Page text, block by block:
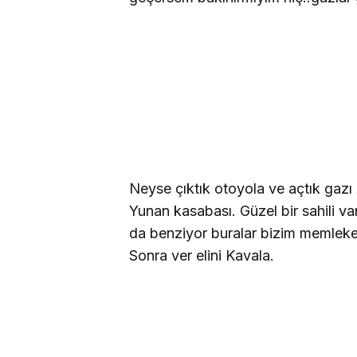
Neyse çıktık otoyola ve açtık
Yunan kasabası. Güzel bir sahili
da benziyor buralar bizim
Sonra ver elini Kavala.